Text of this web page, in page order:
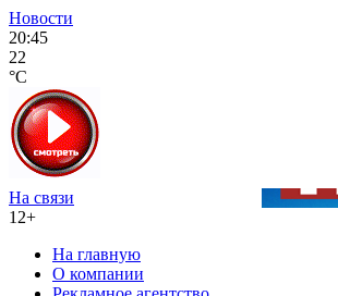
Новости
20:45
22
°C
На связи
12+
На главную
О компании